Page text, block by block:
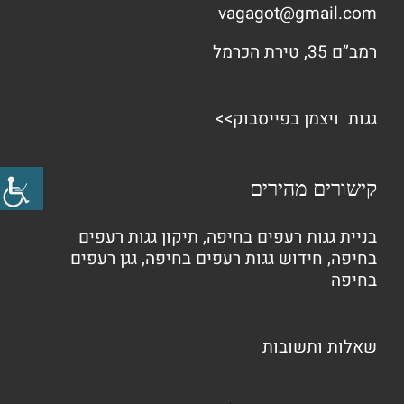
vagagot@gmail.com
רמב”ם 35, טירת הכרמל
גגות ויצמן בפייסבוק>>
קישורים מהירים
בניית גגות רעפים בחיפה, תיקון גגות רעפים
בחיפה, חידוש גגות רעפים בחיפה,גגן רעפים
בחיפה
שאלות ותשובות